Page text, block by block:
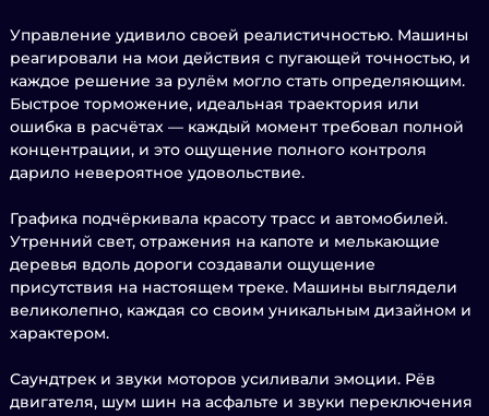
Управление удивило своей реалистичностью. Машины
реагировали на мои действия с пугающей точностью, и
каждое решение за рулём могло стать определяющим.
Быстрое торможение, идеальная траектория или
ошибка в расчётах — каждый момент требовал полной
концентрации, и это ощущение полного контроля
дарило невероятное удовольствие.
Графика подчёркивала красоту трасс и автомобилей.
Утренний свет, отражения на капоте и мелькающие
деревья вдоль дороги создавали ощущение
присутствия на настоящем треке. Машины выглядели
великолепно, каждая со своим уникальным дизайном и
характером.
Саундтрек и звуки моторов усиливали эмоции. Рёв
двигателя, шум шин на асфальте и звуки переключения